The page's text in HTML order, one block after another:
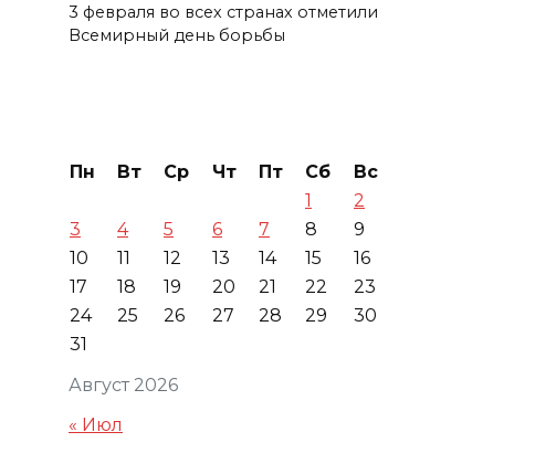
3 февраля во всех странах отметили
Всемирный день борьбы
Август 2026
Пн Вт Ср Чт Пт Сб
Вс
1
2
3
4 5 6 7 8
9
10
11 12 13 14 15
16
17
18 19 20 21 22
23
24
25 26 27 28 29
30
31
« Июл